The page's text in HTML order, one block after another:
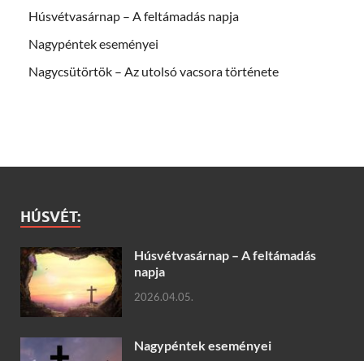
Húsvétvasárnap – A feltámadás napja
Nagypéntek eseményei
Nagycsütörtök – Az utolsó vacsora története
HÚSVÉT:
Húsvétvasárnap – A feltámadás
napja
2026.04.05.
Nagypéntek eseményei